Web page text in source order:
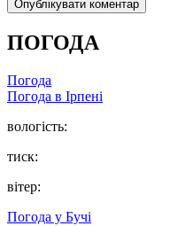
ПОГОДА
Погода
Погода в Ірпені
вологість:
тиск:
вітер:
Погода у Бучі